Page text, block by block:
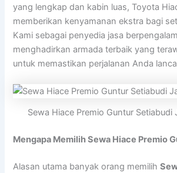
yang lengkap dan kabin luas, Toyota
memberikan kenyamanan ekstra bagi
Kami sebagai penyedia jasa
menghadirkan armada terbaik yang
untuk memastikan perjalanan Anda
Sewa Hiace Premio Guntur Setiabudi
Mengapa Memilih Sewa Hiace Premio
Alasan utama banyak orang memilih